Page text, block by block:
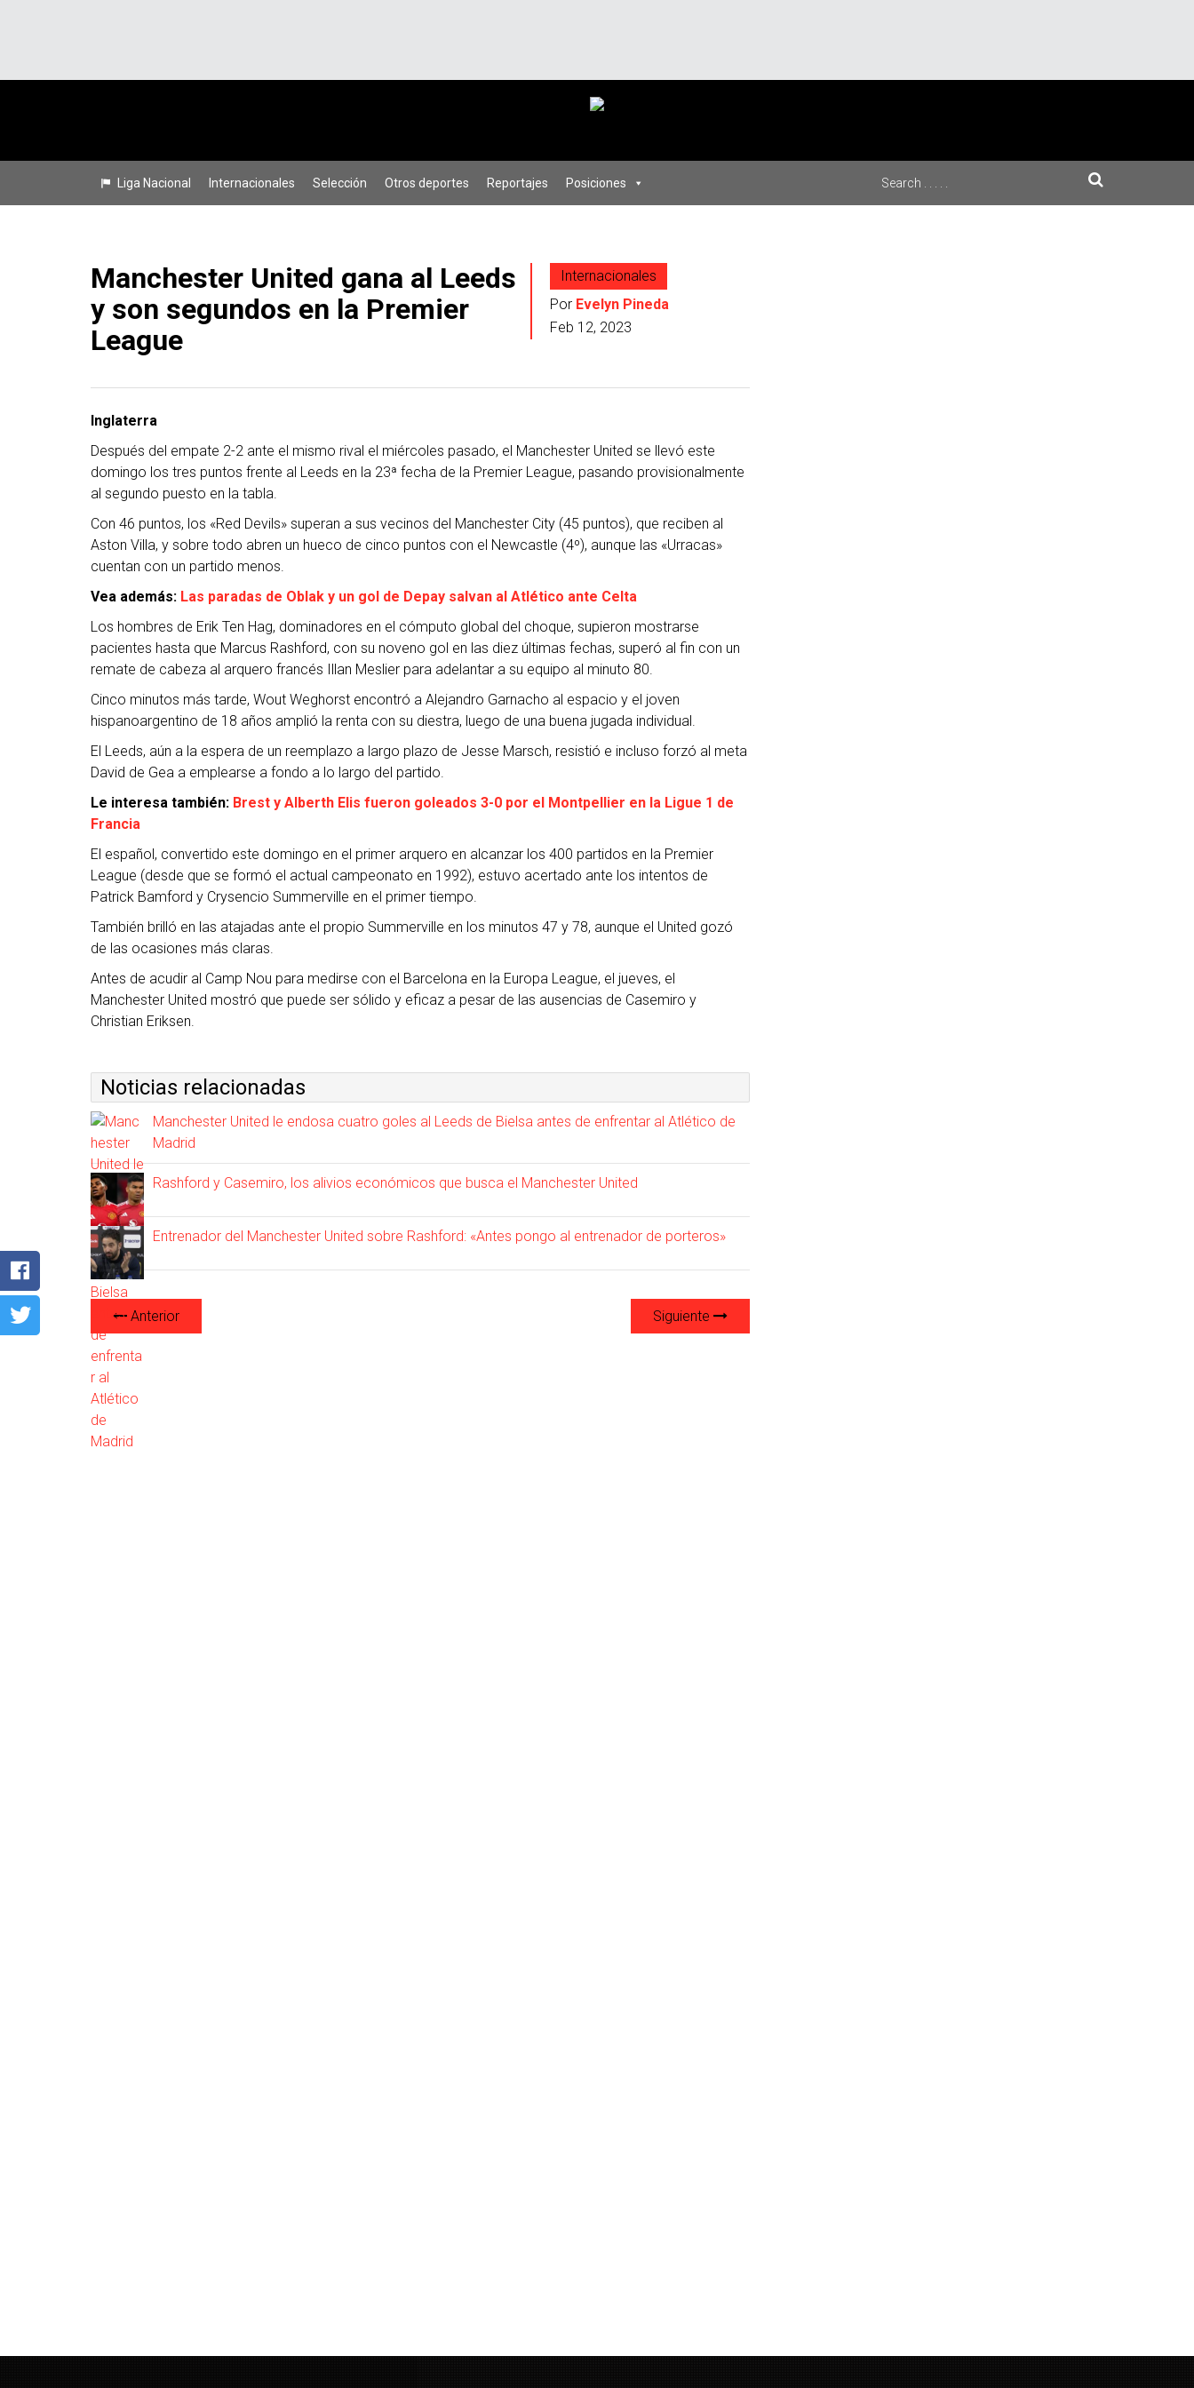
Liga Nacional Internacionales Selección Otros deportes Reportajes Posiciones
Manchester United gana al Leeds
y son segundos en la Premier
League
Internacionales
Por Evelyn Pineda
Feb 12, 2023
Inglaterra
Después del empate 2-2 ante el mismo rival el miércoles pasado, el Manchester United se llevó este
domingo los tres puntos frente al Leeds en la 23ª fecha de la Premier League, pasando provisionalmente
al segundo puesto en la tabla.
Con 46 puntos, los «Red Devils» superan a sus vecinos del Manchester City (45 puntos), que reciben al
Aston Villa, y sobre todo abren un hueco de cinco puntos con el Newcastle (4º), aunque las «Urracas»
cuentan con un partido menos.
Vea además: Las paradas de Oblak y un gol de Depay salvan al Atlético ante Celta
Los hombres de Erik Ten Hag, dominadores en el cómputo global del choque, supieron mostrarse
pacientes hasta que Marcus Rashford, con su noveno gol en las diez últimas fechas, superó al fin con un
remate de cabeza al arquero francés Illan Meslier para adelantar a su equipo al minuto 80.
Cinco minutos más tarde, Wout Weghorst encontró a Alejandro Garnacho al espacio y el joven
hispanoargentino de 18 años amplió la renta con su diestra, luego de una buena jugada individual.
El Leeds, aún a la espera de un reemplazo a largo plazo de Jesse Marsch, resistió e incluso forzó al meta
David de Gea a emplearse a fondo a lo largo del partido.
Le interesa también: Brest y Alberth Elis fueron goleados 3-0 por el Montpellier en la Ligue 1 de
Francia
El español, convertido este domingo en el primer arquero en alcanzar los 400 partidos en la Premier
League (desde que se formó el actual campeonato en 1992), estuvo acertado ante los intentos de
Patrick Bamford y Crysencio Summerville en el primer tiempo.
También brilló en las atajadas ante el propio Summerville en los minutos 47 y 78, aunque el United gozó
de las ocasiones más claras.
Antes de acudir al Camp Nou para medirse con el Barcelona en la Europa League, el jueves, el
Manchester United mostró que puede ser sólido y eficaz a pesar de las ausencias de Casemiro y
Christian Eriksen.
Noticias relacionadas
Manchester United le endosa cuatro goles al Leeds de Bielsa antes de enfrentar al Atlético de
Madrid
Rashford y Casemiro, los alivios económicos que busca el Manchester United
Entrenador del Manchester United sobre Rashford: «Antes pongo al entrenador de porteros»
Anterior Siguiente